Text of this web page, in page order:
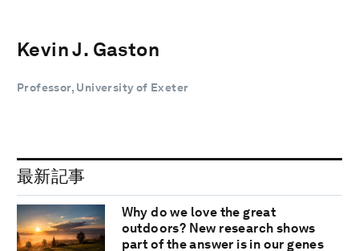
Kevin J. Gaston
Professor, University of Exeter
最新記事
Why do we love the great
outdoors? New research shows
part of the answer is in our genes